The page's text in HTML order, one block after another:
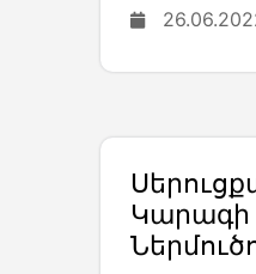
Կարագի